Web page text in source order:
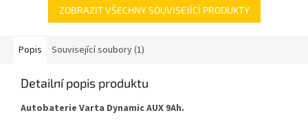
ZOBRAZIT VŠECHNY SOUVISEJÍCÍ PRODUKTY
Popis Související soubory (1)
Detailní popis produktu
Autobaterie Varta Dynamic AUX 9Ah.